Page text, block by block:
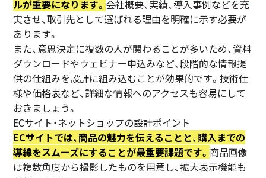
ルが重要になります。 会社概要、実績、導入事例などを充
実させ、取引先として選ばれる理由を明確に示す必要が
あります。
また、意思決定に複数の人が関わることが多いため、資料
ダウンロードやウェビナー申込みなど、段階的な情報提
供の仕組みを設計に組み込むことが効果的です。技術仕
様や価格表など、詳細な情報へのアクセスも容易にして
おきましょう。
ECサイト・ネットショップの設計ポイント
ECサイトでは、商品の魅力を伝えることと、購入までの
導線をスムーズにすることが最重要課題です。 商品画像
は複数角度から撮影したものを用意し、拡大表示機能も